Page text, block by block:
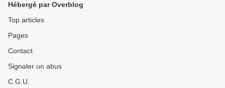
Hébergé par Overblog
Top articles
Pages
Contact
Signaler un abus
C.G.U.